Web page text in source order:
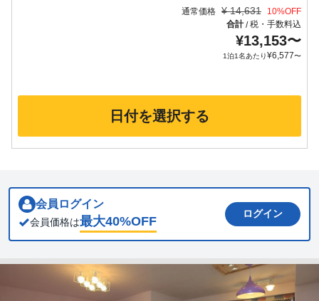
通常価格 ¥ 14,631 10%OFF
合計/税・手数料込
¥13,153〜
1泊1名あたり¥6,577〜
日付を選択する
会員ログイン
会員価格は最大40%OFF
ログイン